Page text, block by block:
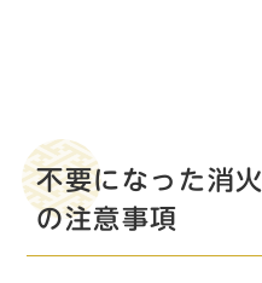
不要になった消
の注意事項